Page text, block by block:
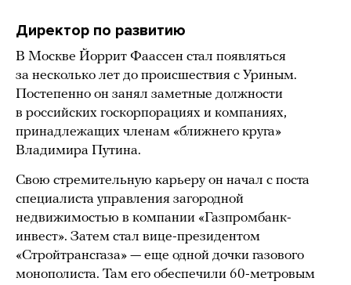
Директор по развитию
В Москве Йоррит Фаассен стал появляться
за несколько лет до происшествия с Уриным.
Постепенно он занял заметные должности
в российских госкорпорациях и компаниях,
принадлежащих членам «ближнего круга»
Владимира Путина.
Свою стремительную карьеру он начал с поста
специалиста управления загородной
недвижимостью в компании «Газпромбанк-
инвест». Затем стал вице-президентом
«Стройтрансгаза» — еще одной дочки газового
монополиста. Там его обеспечили 60-метровым